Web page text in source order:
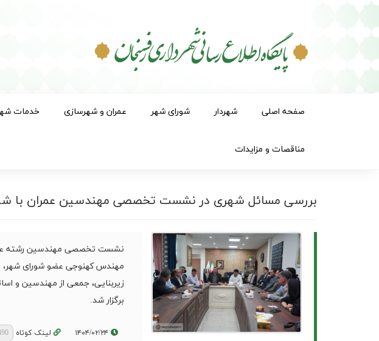
صفحه اصلی شهردار شورای شهر عمران و شهرسازی خدمات
مناقصات و مزایدات
بررسی مسائل شهری در نشست تخصصی مهندسین عمران با
نشست تخصصی مهندسین رشته
مهندس کهنوجی عضو شورای شهر،
زیربنایی، جمعی از مهندسین و
برگزار شد.
۱۴۰۴/۰۲/۲۴ لینک کوتاه